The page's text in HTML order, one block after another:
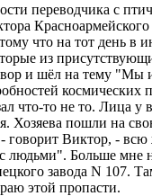
переводчика с
что на тот день в
из
и шёл на тему
космических
что-то не то. Лица
Хозяева пошли на
Виктор, - всю
с людьми". Больше
завода N 107.
этой пропасти.